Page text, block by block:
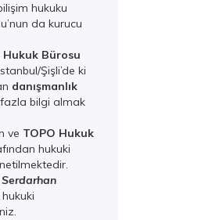
hukuku
da kurucu
Hukuk Bürosu
Şişli’de ki
danışmanlık
bilgi almak
ve TOPO Hukuk
hukuki
Serdarhan